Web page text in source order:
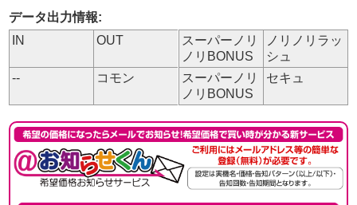
データ出力情報:
IN
OUT
スーパーノリ
ノリBONUS
ノリノリラッ
シュ
--
コモン
スーパーノリ
ノリBONUS
セキュ